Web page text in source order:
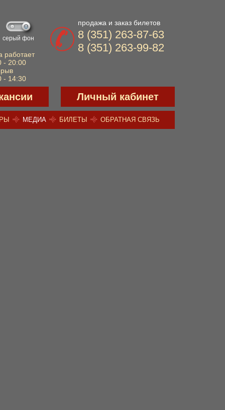
серый фон
работает
- 20:00
- 14:30
продажа и заказ билетов
8 (351) 263-87-63
8 (351) 263-99-82
Личный кабинет
МЕДИА БИЛЕТЫ ОБРАТНАЯ СВЯЗЬ